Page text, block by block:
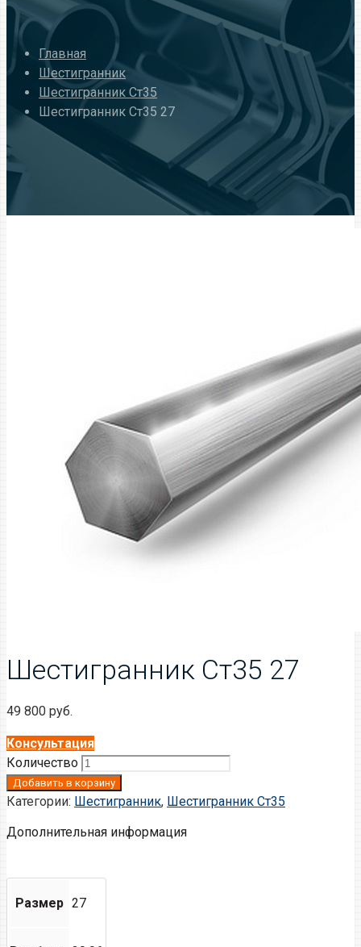
Главная
Шестигранник
Шестигранник Ст35
Шестигранник Ст35 27
Шестигранник Ст35 27
49 800 руб.
Консультация
Количество
Добавить в корзину
Категории: Шестигранник, Шестигранник Ст35
Дополнительная информация
Размер 27